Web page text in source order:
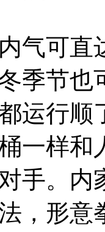
可直
季节也
运行顺
一样和
手。
，形意